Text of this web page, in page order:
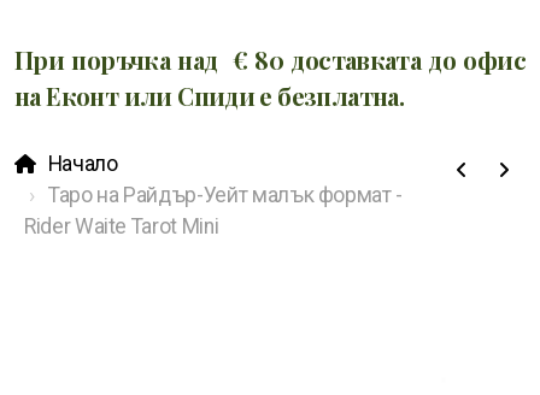
При поръчка над € 80 доставката до офис
на Еконт или Спиди е безплатна.
Начало
Таро на Райдър-Уейт малък формат -
Rider Waite Tarot Mini